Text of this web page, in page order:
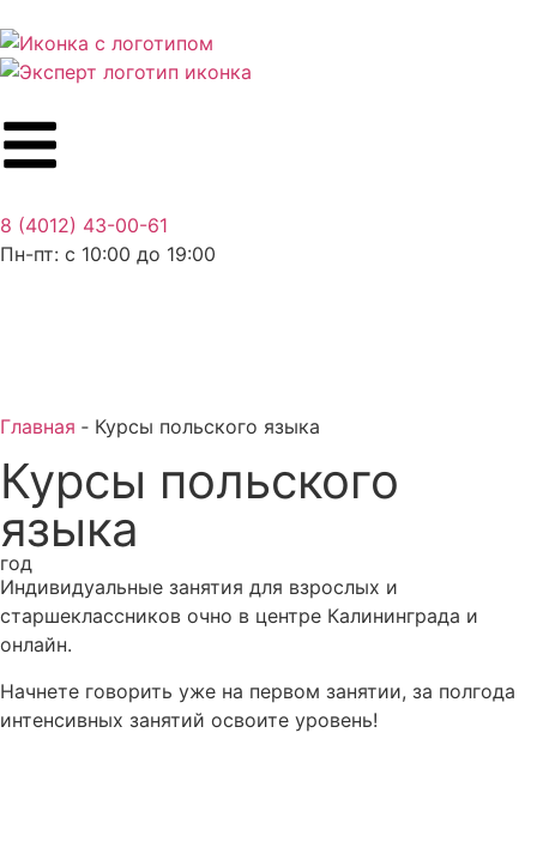
8 (4012) 43-00-61
Пн-пт: c 10:00 до 19:00
Главная ‐ Курсы польского языка
Курсы польского
языка
год
Индивидуальные занятия для взрослых и
старшеклассников очно в центре Калининграда и
онлайн.
Начнете говорить уже на первом занятии, за полгода
интенсивных занятий освоите уровень!